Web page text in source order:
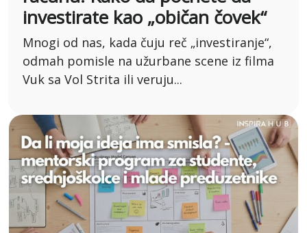
investirate kao „običan čovek“
Mnogi od nas, kada čuju reč „investiranje“,
odmah pomisle na užurbane scene iz filma
Vuk sa Vol Strita ili veruju...